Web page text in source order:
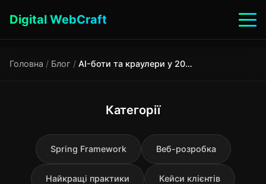
Digital WebCraft
Головна / Блог / AI-боти та краулери у 2025–2026 хто відвідує ваш сайт
Категорії
Spring Framework Веб-розробка
Найкращі практики Кейси клієнтів